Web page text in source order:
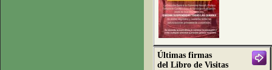
Últimas firmas
del Libro de Visitas